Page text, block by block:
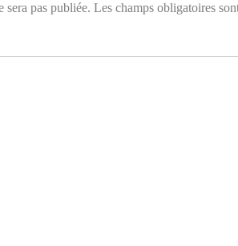
sera pas publiée. Les champs obligatoires